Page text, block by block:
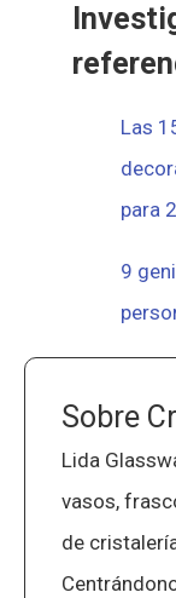
Las
para
9
Sobre
Lida
vasos,
de